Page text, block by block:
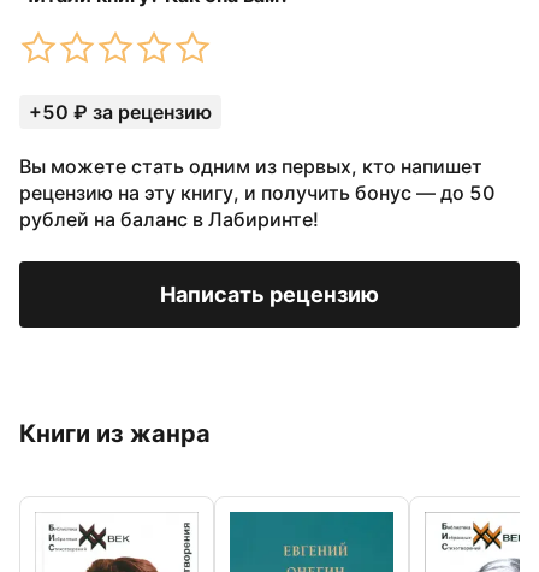
+50 ₽ за рецензию
Вы можете стать одним из первых, кто напишет
рецензию на эту книгу, и получить бонус — до 50
рублей на баланс в Лабиринте!
Написать рецензию
Книги из жанра